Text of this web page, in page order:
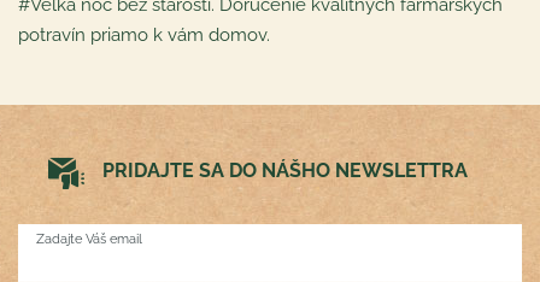
#Veľká noc bez starostí. Doručenie kvalitných farmárskych
potravín priamo k vám domov.
PRIDAJTE SA DO NÁŠHO NEWSLETTRA
Zadajte Váš email